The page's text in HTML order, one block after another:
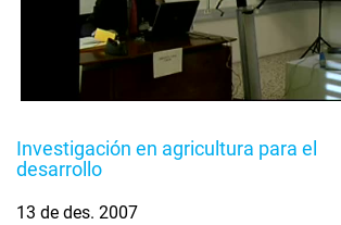
Investigación en agricultura para el
desarrollo
13 de des. 2007